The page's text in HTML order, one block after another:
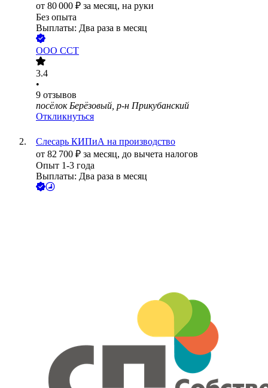
от 80 000 ₽ за месяц, на руки
Без опыта
Выплаты: Два раза в месяц
ООО ССТ
3.4
•
9 отзывов
посёлок Берёзовый, р-н Прикубанский
Откликнуться
Слесарь КИПиА на производство
от 82 700 ₽ за месяц, до вычета налогов
Опыт 1-3 года
Выплаты: Два раза в месяц